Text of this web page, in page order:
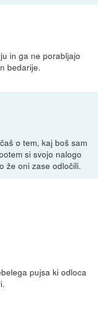
in ga ne porabljajo
bedarije.
o tem, kaj boš sam
si svojo nalogo
že oni zase odločili.
pujsa ki odloca